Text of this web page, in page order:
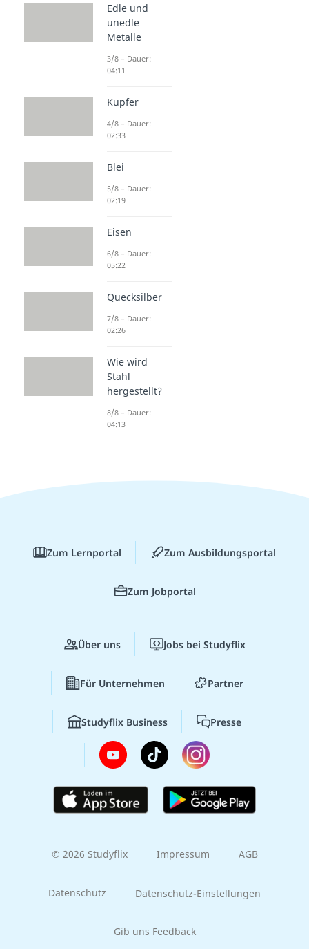
Edle und
unedle
Metalle
3/8 – Dauer:
04:11
Kupfer
4/8 – Dauer:
02:33
Blei
5/8 – Dauer:
02:19
Eisen
6/8 – Dauer:
05:22
Quecksilber
7/8 – Dauer:
02:26
Wie wird
Stahl
hergestellt?
8/8 – Dauer:
04:13
Zum Lernportal Zum Ausbildungsportal
Zum Jobportal
Über uns Jobs bei Studyflix
Für Unternehmen Partner
Studyflix Business Presse
© 2026 Studyflix Impressum AGB
Datenschutz Datenschutz-Einstellungen
Gib uns Feedback